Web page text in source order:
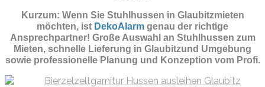
Kurzum: Wenn Sie Stuhlhussen in Glaubitzmieten
möchten, ist DekoAlarm genau der richtige
Ansprechpartner! Große Auswahl an Stuhlhussen zum
Mieten, schnelle Lieferung in Glaubitzund Umgebung
sowie professionelle Planung und Konzeption vom Profi.